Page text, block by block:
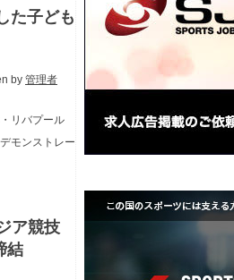
た子ども
by 管理者
リバプール
モンストレー
ア競技
結